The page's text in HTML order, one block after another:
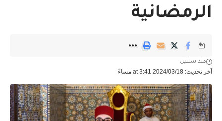
الرمضانية
آخر تحديث: 2024/03/18 at 3:41 مساءً
منذ سنتين